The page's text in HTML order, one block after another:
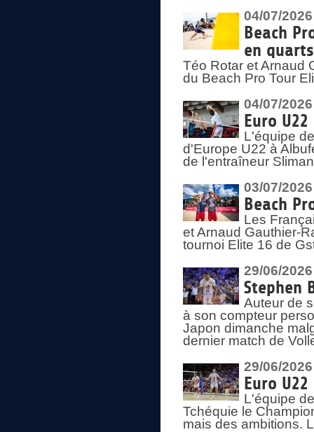
04/07/2026
Beach
en quarts
Téo Rotar et Arnaud
du Beach Pro Tour
04/07/2026
Euro
L'équipe
d'Europe U22 à
de l'entraîneur
03/07/2026
Beach
Les
et Arnaud Gauthier-
tournoi Elite 16 de
29/06/2026
Stephen
Auteur de
à son compteur
Japon dimanche
dernier match de
29/06/2026
Euro
L'équipe
Tchéquie le
mais des ambitions.